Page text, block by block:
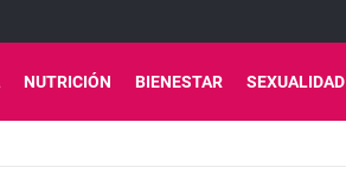
NUTRICIÓN BIENESTAR SEXUALIDAD